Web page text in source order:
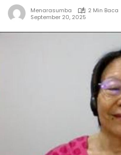
Menarasumba
2 Min Baca
September 20, 2025